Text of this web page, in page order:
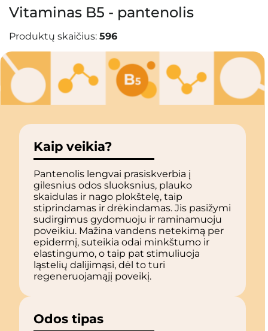
Vitaminas B5 - pantenolis
Produktų skaičius: 596
Kaip veikia?
Pantenolis lengvai prasiskverbia į
gilesnius odos sluoksnius, plauko
skaidulas ir nago plokštelę, taip
stiprindamas ir drėkindamas. Jis pasižymi
sudirgimus gydomuoju ir raminamuoju
poveikiu. Mažina vandens netekimą per
epidermį, suteikia odai minkštumo ir
elastingumo, o taip pat stimuliuoja
ląstelių dalijimąsi, dėl to turi
regeneruojamąjį poveikį.
Odos tipas